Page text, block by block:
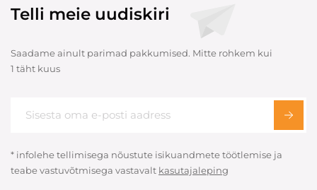
Telli meie uudiskiri
Saadame ainult parimad pakkumised. Mitte rohkem kui
1 täht kuus
* infolehe tellimisega nõustute isikuandmete töötlemise ja
teabe vastuvõtmisega vastavalt kasutajaleping